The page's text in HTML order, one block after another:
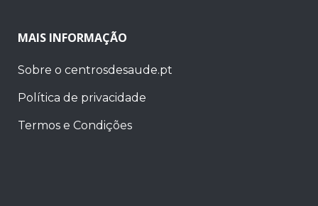
MAIS INFORMAÇÃO
Sobre o centrosdesaude.pt
Política de privacidade
Termos e Condições